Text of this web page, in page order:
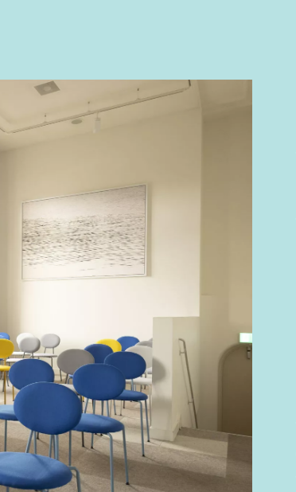
Skip navigatie